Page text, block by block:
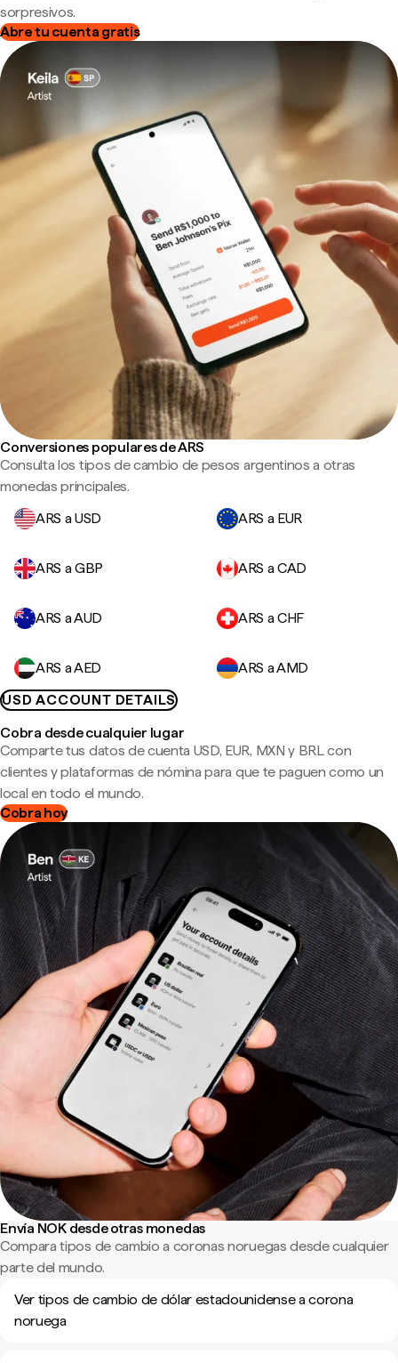
sorpresivos.
Abre tu cuenta gratis
Conversiones populares de ARS
Consulta los tipos de cambio de pesos argentinos a otras
monedas principales.
ARS a USD
ARS a EUR
ARS a GBP ARS a CAD
ARS a AUD ARS a CHF
ARS a AED
ARS a AMD
USD ACCOUNT DETAILS
Cobra desde cualquier lugar
Comparte tus datos de cuenta USD, EUR, MXN y BRL con
clientes y plataformas de nómina para que te paguen como un
local en todo el mundo.
Cobra hoy
Envía NOK desde otras monedas
Compara tipos de cambio a coronas noruegas desde cualquier
parte del mundo.
Ver tipos de cambio de dólar estadounidense a corona
noruega